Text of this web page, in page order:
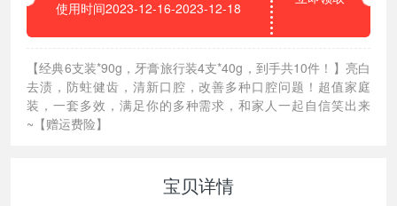
使用时间2023-12-16-2023-12-18
【经典6支装*90g，牙膏旅行装4支*40g，到手共10件！】亮白
去渍，防蛀健齿，清新口腔，改善多种口腔问题！超值家庭
装，一套多效，满足你的多种需求，和家人一起自信笑出来
~【赠运费险】
宝贝详情